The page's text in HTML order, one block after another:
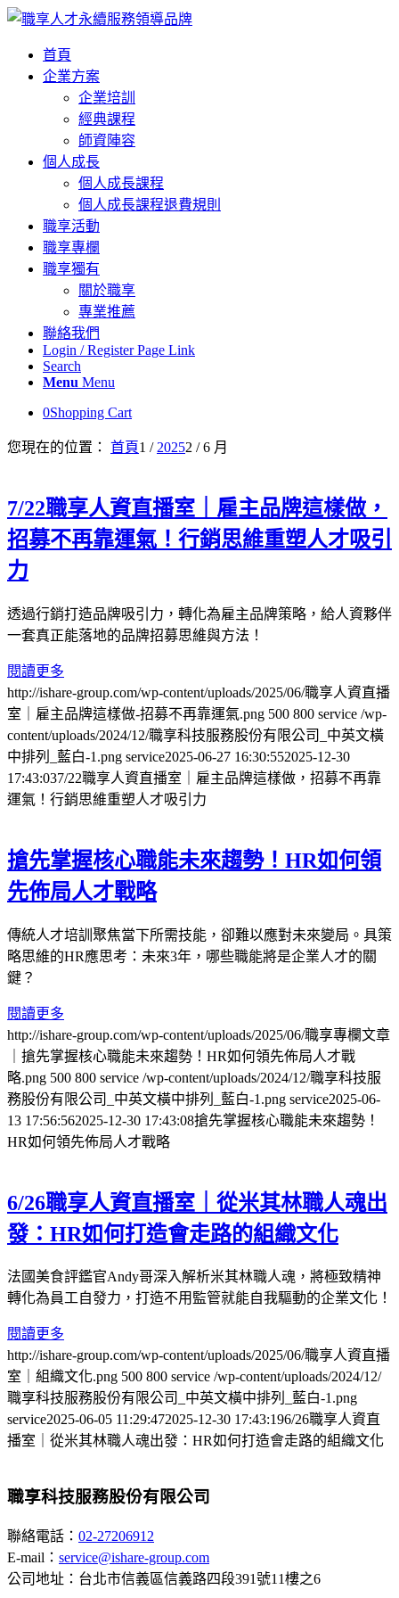
首頁
企業方案
企業培訓
經典課程
師資陣容
個人成長
個人成長課程
個人成長課程退費規則
職享活動
職享專欄
職享獨有
關於職享
專業推薦
聯絡我們
Login / Register Page Link
Search
Menu Menu
0Shopping Cart
您現在的位置： 首頁1 / 20252 / 6 月
7/22職享人資直播室｜雇主品牌這樣做，
招募不再靠運氣！行銷思維重塑人才吸引
力
透過行銷打造品牌吸引力，轉化為雇主品牌策略，給人資夥伴
一套真正能落地的品牌招募思維與方法！
閱讀更多
http://ishare-group.com/wp-content/uploads/2025/06/職享人資直播
室｜雇主品牌這樣做-招募不再靠運氣.png 500 800 service /wp-
content/uploads/2024/12/職享科技服務股份有限公司_中英文橫
中排列_藍白-1.png service2025-06-27 16:30:552025-12-30
17:43:037/22職享人資直播室｜雇主品牌這樣做，招募不再靠
運氣！行銷思維重塑人才吸引力
搶先掌握核心職能未來趨勢！HR如何領
先佈局人才戰略
傳統人才培訓聚焦當下所需技能，卻難以應對未來變局。具策
略思維的HR應思考：未來3年，哪些職能將是企業人才的關
鍵？
閱讀更多
http://ishare-group.com/wp-content/uploads/2025/06/職享專欄文章
｜搶先掌握核心職能未來趨勢！HR如何領先佈局人才戰
略.png 500 800 service /wp-content/uploads/2024/12/職享科技服
務股份有限公司_中英文橫中排列_藍白-1.png service2025-06-
13 17:56:562025-12-30 17:43:08搶先掌握核心職能未來趨勢！
HR如何領先佈局人才戰略
6/26職享人資直播室｜從米其林職人魂出
發：HR如何打造會走路的組織文化
法國美食評鑑官Andy哥深入解析米其林職人魂，將極致精神
轉化為員工自發力，打造不用監管就能自我驅動的企業文化！
閱讀更多
http://ishare-group.com/wp-content/uploads/2025/06/職享人資直播
室｜組織文化.png 500 800 service /wp-content/uploads/2024/12/
職享科技服務股份有限公司_中英文橫中排列_藍白-1.png
service2025-06-05 11:29:472025-12-30 17:43:196/26職享人資直
播室｜從米其林職人魂出發：HR如何打造會走路的組織文化
職享科技服務股份有限公司
聯絡電話： 02-27206912
E-mail： service@ishare-group.com
公司地址：台北市信義區信義路四段391號11樓之6